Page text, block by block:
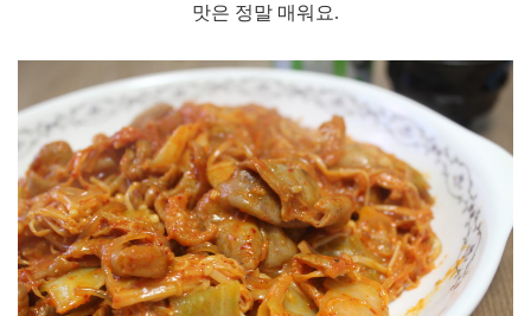
맛은 정말 매워요.